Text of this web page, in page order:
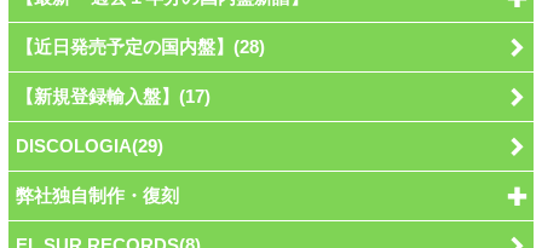
【近日発売予定の国内盤】(28)
【新規登録輸入盤】(17)
DISCOLOGIA(29)
弊社独自制作・復刻